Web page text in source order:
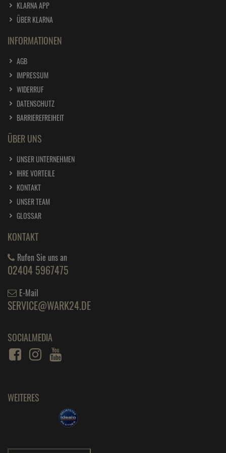
KLARNA APP
ÜBER KLARNA
INFORMATIONEN
AGB
IMPRESSUM
WIDERRUF
DATENSCHUTZ
BARRIEREFREIHEIT
ÜBER UNS
UNSER UNTERNEHMEN
IHRE VORTEILE
KONTAKT
UNSER TEAM
GLOSSAR
KONTAKT
Rufen Sie uns an
02404 5967475
E-Mail
SERVICE@WARK24.DE
SOCIALMEDIA
WEITERES